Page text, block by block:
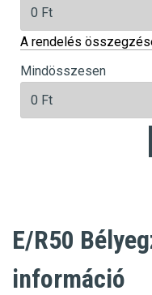
A rendelés
Mindösszesen
E/R50
információ